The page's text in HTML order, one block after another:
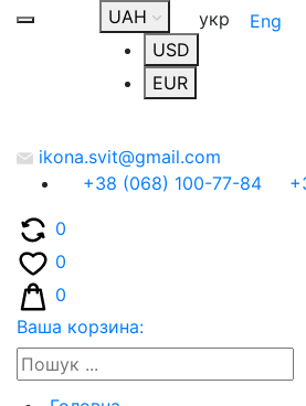
UAH
USD
EUR
укр Eng
ikona.svit@gmail.com
+38 (068) 100-77-84
0
0
0
Ваша корзина: